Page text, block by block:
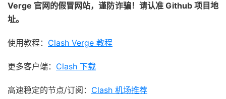
Verge 官网的假冒网站，谨防诈骗！请认准 Github 项目地
址。
使用教程： Clash Verge 教程
更多客户端： Clash 下载
高速稳定的节点/订阅： Clash 机场推荐